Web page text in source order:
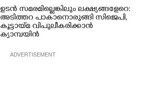
ഉടൻ സമരമില്ലെങ്കിലും ലക്ഷ്യങ്ങളേറെ:
അടിത്തറ പാകാനൊരുങ്ങി സിജെപി,​
കൂട്ടായ്മ വിപുലീകരിക്കാൻ
ക്യാമ്പയിൻ
ADVERTISEMENT